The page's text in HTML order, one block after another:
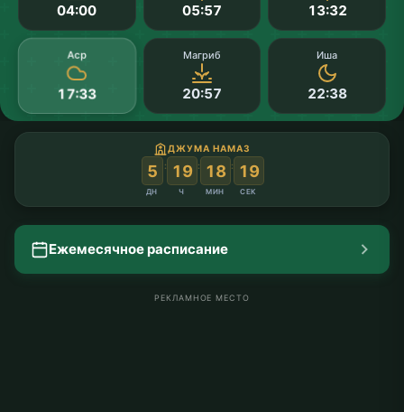
04:00 05:57 13:32
Аср
17:33
Магриб
20:57
Иша
22:38
ДЖУМА НАМАЗ
5
ДН
: 19
Ч
: 18
МИН
: 19
СЕК
Ежемесячное расписание
РЕКЛАМНОЕ МЕСТО